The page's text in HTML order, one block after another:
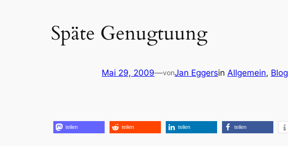
Späte Genugtuung
Mai 29, 2009—vonJan Eggersin Allgemein, Blog
teilen teilen teilen teilen